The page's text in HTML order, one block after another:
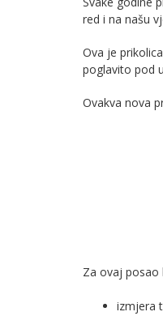
red i na našu
Ova je
poglavito pod
Ovakva nova
Za ovaj posao
izmjera